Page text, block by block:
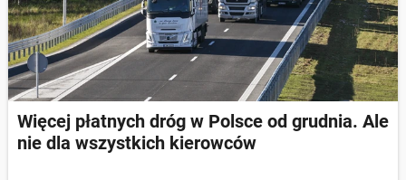
Więcej płatnych dróg w Polsce od grudnia. Ale
nie dla wszystkich kierowców